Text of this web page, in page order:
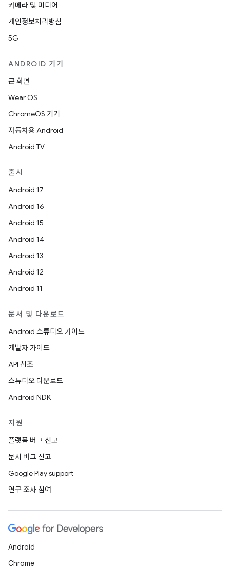
카메라 및 미디어
개인정보처리방침
5G
ANDROID 기기
큰 화면
Wear OS
ChromeOS 기기
자동차용 Android
Android TV
출시
Android 17
Android 16
Android 15
Android 14
Android 13
Android 12
Android 11
문서 및 다운로드
Android 스튜디오 가이드
개발자 가이드
API 참조
스튜디오 다운로드
Android NDK
지원
플랫폼 버그 신고
문서 버그 신고
Google Play support
연구 조사 참여
Android
Chrome